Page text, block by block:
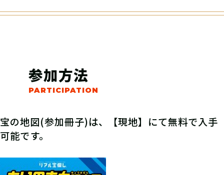
参加方法
宝の地図(参加冊子)は、【現地】にて無料で入手
可能です。